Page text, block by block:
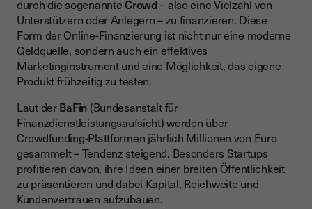
Donation-based Crowdfunding
Vergleich der vier Crowdfunding-Arten
Vorteile und Nachteile von Crowdfunding
Crowdfunding in Deutschland: Rechtliche Grundlagen und
BaFin-Regulierung
Bekannte Crowdfunding-Plattformen in Deutschland
Wie Startups eine erfolgreiche Crowdfunding-Kampagne
starten
Risiken und Herausforderungen
Fazit: Crowdfunding als Zukunft der Finanzierung
durch die sogenannteCrowd– also eine Vielzahl von
Unterstützern oder Anlegern – zu finanzieren. Diese
Form der Online-Finanzierung ist nicht nur eine moderne
Geldquelle, sondern auch ein effektives
Marketinginstrument und eine Möglichkeit, das eigene
Produkt frühzeitig zu testen.
Laut derBaFin (Bundesanstalt für
Finanzdienstleistungsaufsicht) werden über
Crowdfunding-Plattformen jährlich Millionen von Euro
gesammelt – Tendenz steigend. Besonders Startups
profitieren davon, ihre Ideen einer breiten Öffentlichkeit
zu präsentieren und dabei Kapital, Reichweite und
Kundenvertrauen aufzubauen.